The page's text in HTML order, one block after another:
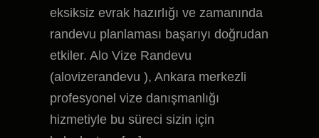
eksiksiz evrak hazırlığı ve zamanında
randevu planlaması başarıyı doğrudan
etkiler. Alo Vize Randevu
(alovizerandevu ), Ankara merkezli
profesyonel vize danışmanlığı
hizmetiyle bu süreci sizin için